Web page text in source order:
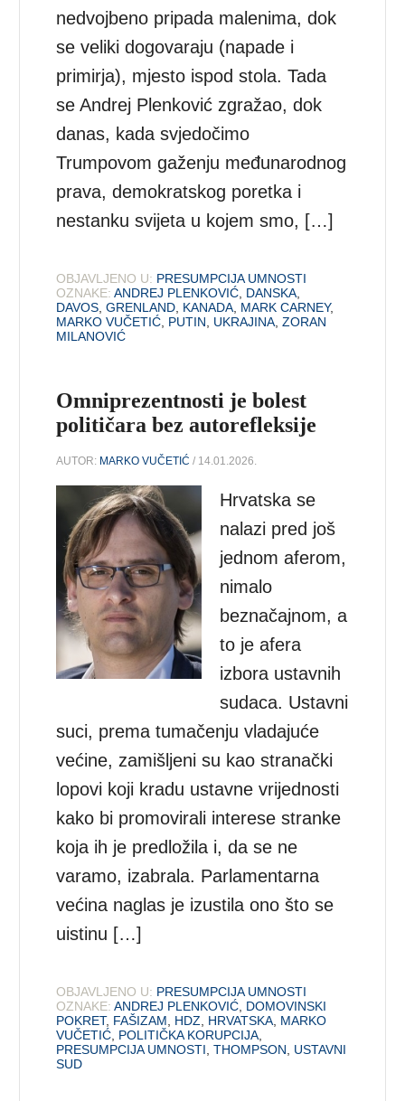
nedvojbeno pripada malenima, dok
se veliki dogovaraju (napade i
primirja), mjesto ispod stola. Tada
se Andrej Plenković zgražao, dok
danas, kada svjedočimo
Trumpovom gaženju međunarodnog
prava, demokratskog poretka i
nestanku svijeta u kojem smo, […]
OBJAVLJENO U: PRESUMPCIJA UMNOSTI
OZNAKE: ANDREJ PLENKOVIĆ DANSKA
DAVOS ,GRENLAND KANADA MARK CARNEY,
MARKO VUČETIĆ PUTIN UKRAJINA ,ZORAN
MILANOVIĆ
Omniprezentnosti je bolest
političara bez autorefleksije
AUTOR: MARKO VUČETIĆ / 14.01.2026.
Hrvatska se
nalazi pred još
jednom aferom,
nimalo
beznačajnom, a
to je afera
izbora ustavnih
sudaca. Ustavni
suci, prema tumačenju vladajuće
većine, zamišljeni su kao stranački
lopovi koji kradu ustavne vrijednosti
kako bi promovirali interese stranke
koja ih je predložila i, da se ne
varamo, izabrala. Parlamentarna
većina naglas je izustila ono što se
uistinu […]
OBJAVLJENO U: PRESUMPCIJA UMNOSTI
OZNAKE: ANDREJ PLENKOVIĆ, DOMOVINSKI
POKRET, FAŠIZAM, HDZ, HRVATSKA, MARKO
VUČETIĆ, POLITIČKA KORUPCIJA,
PRESUMPCIJA UMNOSTI,THOMPSON, USTAVNI
SUD